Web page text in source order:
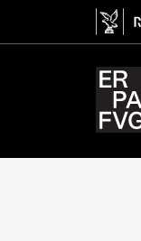
maschera,